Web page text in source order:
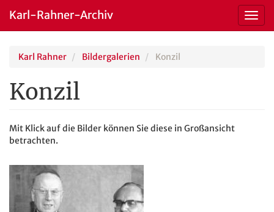
content
Karl-Rahner-Archiv
Karl Rahner Bildergalerien Konzil
Konzil
Mit Klick auf die Bilder können Sie diese in Großansicht
betrachten.